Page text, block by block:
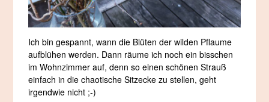
Ich bin gespannt, wann die Blüten der wilden Pflaume
aufblühen werden. Dann räume ich noch ein bisschen
im Wohnzimmer auf, denn so einen schönen Strauß
einfach in die chaotische Sitzecke zu stellen, geht
irgendwie nicht ;-)